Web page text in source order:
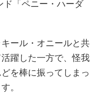
ド「ペニー・ハーダ
ール・オニールと共
躍した一方で、怪我
を棒に振ってしまっ
。